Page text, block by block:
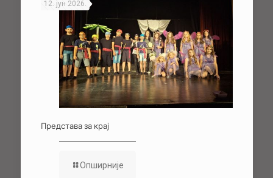
12. јун 2026.
Представа за крај
Опширније